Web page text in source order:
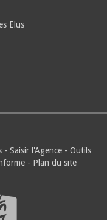
Elus
- Saisir l'Agence - Outils
- Plan du site